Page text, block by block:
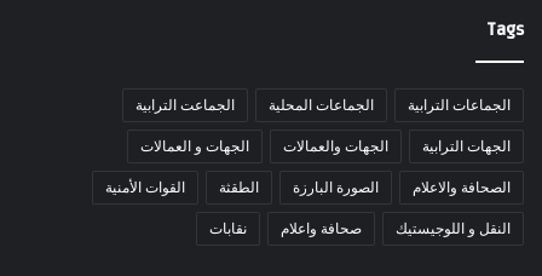
Tags
الجماعات الترابية الجماعات المحلية الجماعت الترابية
الجهات الترابية الجهات والعمالات الجهات و العمالات
الصحافة والاعلام الصورة البارزة الطقثة القوات الأمنية
النقل و اللوجيستيك صحافة واعلام نقابات